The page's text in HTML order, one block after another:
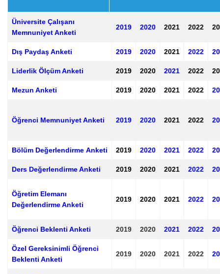
Üniversite Çalışanı
Memnuniyet Anketi
2019 2020 2021 2022
Dış Paydaş Anketi 2019 2020 2021 2022
Liderlik Ölçüm Anketi 2019 2020 2021 2022
Mezun Anketi 2019 2020 2021 2022
Öğrenci Memnuniyet Anketi 2019 2020 2021 2022
Bölüm Değerlendirme Anketi 2019 2020 2021 2022
Ders Değerlendirme Anketi 2019 2020 2021 2022
Öğretim Elemanı
Değerlendirme Anketi
2019 2020 2021 2022
Öğrenci Beklenti Anketi 2019 2020 2021 2022
Özel Gereksinimli Öğrenci
Beklenti Anketi
2019 2020 2021 2022